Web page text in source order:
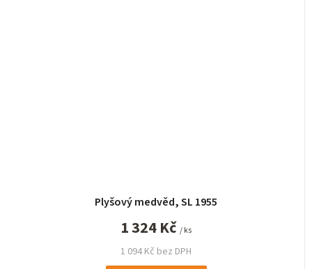
Plyšový medvěd, SL 1955
1 094 Kč bez DPH
1 324 Kč / ks